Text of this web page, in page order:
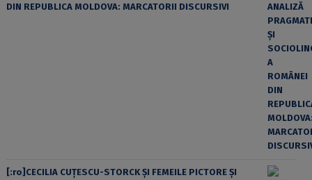
DIN REPUBLICA MOLDOVA: MARCATORII DISCURSIVI
[:ro]CECILIA CUŢESCU-STORCK ŞI FEMEILE PICTORE ŞI